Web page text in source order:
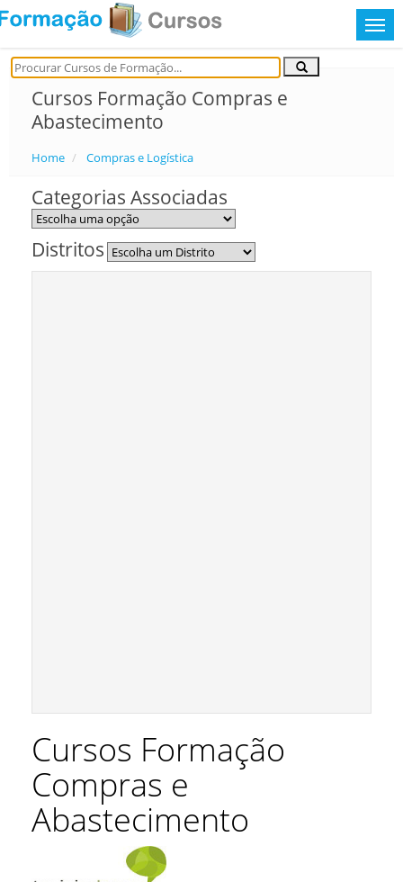
Cursos Formação Compras e
Abastecimento
Home Compras e Logística
Categorias Associadas
Distritos
Cursos Formação
Compras e
Abastecimento